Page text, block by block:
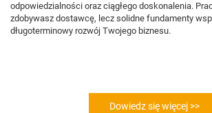
odpowiedzialności oraz ciągłego doskonalenia.
zdobywasz dostawcę, lecz solidne fundamenty
długoterminowy rozwój Twojego biznesu.
Dowiedz się więcej >>